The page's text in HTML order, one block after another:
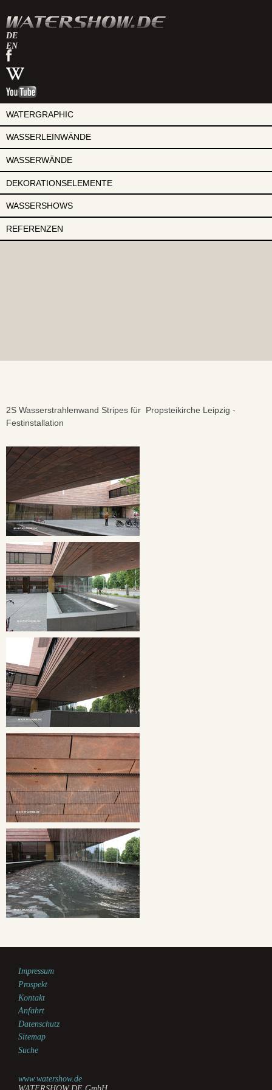
DE
EN
watershow
auf
facebook
watershow
bei
wikipedia
watershow
youtube
WATERGRAPHIC
WASSERLEINWÄNDE
WASSERWÄNDE
DEKORATIONSELEMENTE
WASSERSHOWS
REFERENZEN
2S Wasserstrahlenwand Stripes für Propsteikirche Leipzig -
Festinstallation
Impressum
Prospekt
Kontakt
Anfahrt
Datenschutz
Sitemap
Suche
www.watershow.de